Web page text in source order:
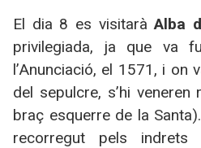
El dia 8 es visitaràAlba
privilegiada, ja que va
l’Anunciació, el 1571, i on
del sepulcre, s’hi
braç esquerre de la
recorregut pels